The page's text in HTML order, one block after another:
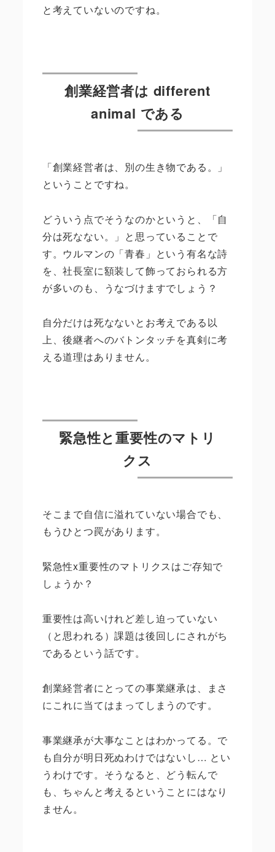
と考えていないのですね。
創業経営者は different
animal である
「創業経営者は、別の生き物である。」
ということですね。
どういう点でそうなのかというと、「自
分は死なない。」と思っていることで
す。ウルマンの「青春」という有名な詩
を、社長室に額装して飾っておられる方
が多いのも、うなづけますでしょう？
自分だけは死なないとお考えである以
上、後継者へのバトンタッチを真剣に考
える道理はありません。
緊急性と重要性のマトリ
クス
そこまで自信に溢れていない場合でも、
もうひとつ罠があります。
緊急性x重要性のマトリクスはご存知で
しょうか？
重要性は高いけれど差し迫っていない
（と思われる）課題は後回しにされがち
であるという話です。
創業経営者にとっての事業継承は、まさ
にこれに当てはまってしまうのです。
事業継承が大事なことはわかってる。で
も自分が明日死ぬわけではないし… とい
うわけです。そうなると、どう転んで
も、ちゃんと考えるということにはなり
ません。